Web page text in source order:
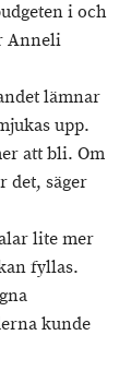
i och
Anneli
lämnar
upp.
att bli. Om
det, säger
lite mer
fyllas.
kunde